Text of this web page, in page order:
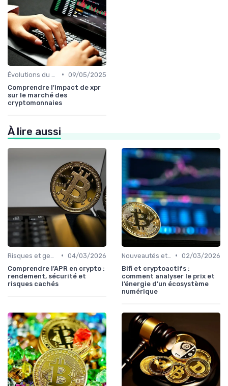
• 09/05/2025
Comprendre l'impact de xpr
sur le marché des
cryptomonnaies
À lire aussi
• 04/03/2026
Comprendre l’APR en crypto :
rendement, sécurité et
risques cachés
• 02/03/2026
Bifi et cryptoactifs :
comment analyser le prix et
l’énergie d’un écosystème
numérique